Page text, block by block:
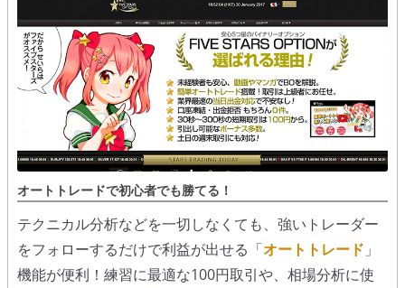
オートトレードで初心者でも勝てる！
テクニカル分析などを一切しなくても、強いトレーダー
をフォローするだけで利益が出せる「オートトレード 」
機能が便利！練習に最適な100円取引や、相場分析に使